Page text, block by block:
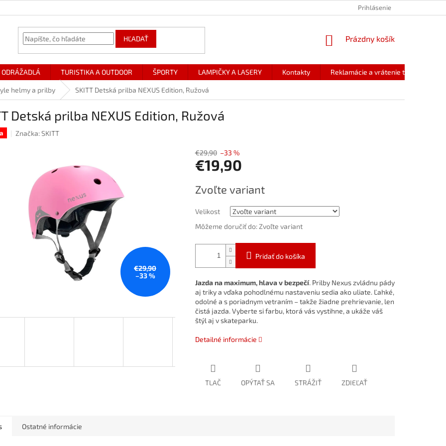
Prihlásenie
HĽADAŤ
NÁKUPNÝ
Prázdny košík
ODRÁŽADLÁ TURISTIKA A OUTDOOR ŠPORTY LAMPIČKY A LASERY Kontakty Reklamácie a vrátenie tovaru
helmy a prilby SKITT Detská prilba NEXUS Edition, Ružová
Detská prilba NEXUS Edition, Ružová
Značka:SKITT
€29,90
–33 %
€29,90 –33 %
€19,90
cena:
Zvoľte variant
Velikost
Môžeme doručiť do: Zvoľte variant
Pridať do košíka
Jazda na maximum, hlava v bezpečí.Prilby Nexus zvládnu pády
aj triky a vďaka pohodlnému nastaveniu sedia ako uliate. Ľahké,
odolné a s poriadnym vetraním – takže žiadne prehrievanie, len
čistá jazda. Vyberte si farbu, ktorá vás vystihne, a ukáže váš
štýl aj v skateparku.
Detailné informácie
TLAČ OPÝTAŤ SA STRÁŽIŤ ZDIEĽAŤ
Ostatné informácie